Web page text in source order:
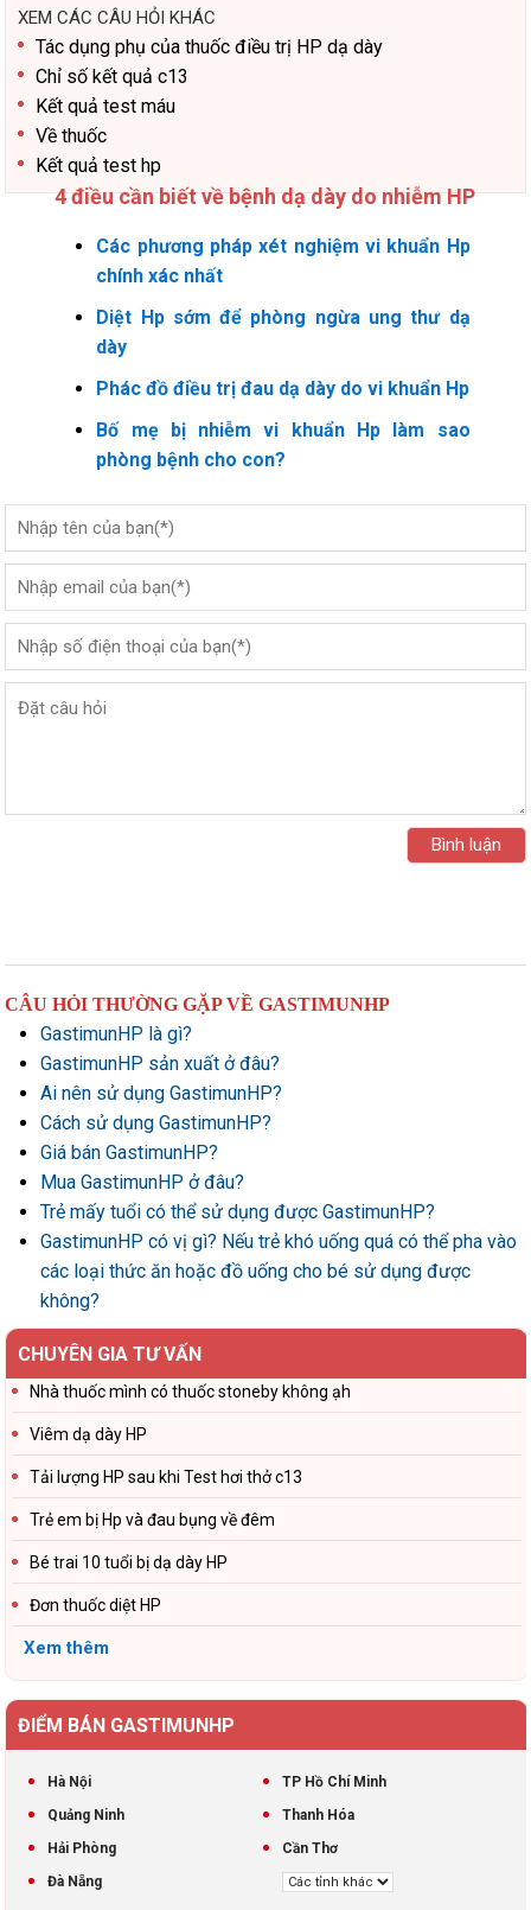
XEM CÁC CÂU HỎI KHÁC
Tác dụng phụ của thuốc điều trị HP dạ dày
Chỉ số kết quả c13
Kết quả test máu
Về thuốc
Kết quả test hp
4 điều cần biết về bệnh dạ dày do nhiễm HP
Các phương pháp xét nghiệm vi khuẩn Hp
chính xác nhất
Diệt Hp sớm để phòng ngừa ung thư dạ
dày
Phác đồ điều trị đau dạ dày do vi khuẩn Hp
Bố mẹ bị nhiễm vi khuẩn Hp làm sao
phòng bệnh cho con?
CÂU HỎI THƯỜNG GẶP VỀ GASTIMUNHP
GastimunHP là gì?
GastimunHP sản xuất ở đâu?
Ai nên sử dụng GastimunHP?
Cách sử dụng GastimunHP?
Giá bán GastimunHP?
Mua GastimunHP ở đâu?
Trẻ mấy tuổi có thể sử dụng được GastimunHP?
GastimunHP có vị gì? Nếu trẻ khó uống quá có thể pha vào
các loại thức ăn hoặc đồ uống cho bé sử dụng được
không?
CHUYÊN GIA TƯ VẤN
Nhà thuốc mình có thuốc stoneby không ạh
Viêm dạ dày HP
Tải lượng HP sau khi Test hơi thở c13
Trẻ em bị Hp và đau bụng về đêm
Bé trai 10 tuổi bị dạ dày HP
Đơn thuốc diệt HP
Xem thêm
ĐIỂM BÁN GASTIMUNHP
Hà Nội
TP Hồ Chí Minh
Quảng Ninh
Thanh Hóa
Hải Phòng
Cần Thơ
Đà Nẵng